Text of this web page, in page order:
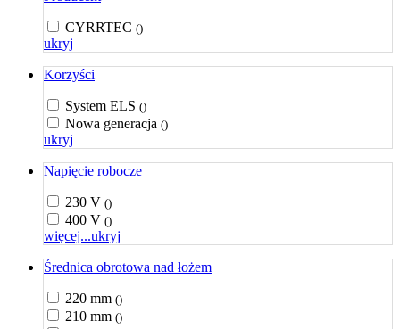
CYRRTEC ()
ukryj
Korzyści
System ELS ()
Nowa generacja ()
ukryj
Napięcie robocze
230 V ()
400 V ()
więcej...ukryj
Średnica obrotowa nad łożem
220 mm ()
210 mm ()